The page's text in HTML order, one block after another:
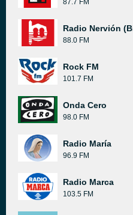
87.7 FM
Radio Nervión
88.0 FM
Rock FM
101.7 FM
Onda Cero
98.0 FM
Radio María
96.9 FM
Radio Marca
103.5 FM